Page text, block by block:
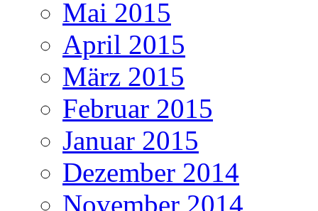
Mai 2015
April 2015
März 2015
Februar 2015
Januar 2015
Dezember 2014
November 2014